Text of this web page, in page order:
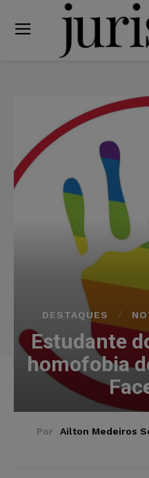
DESTAQUES
Estudante
homofobia
Por Ailton Medeiros